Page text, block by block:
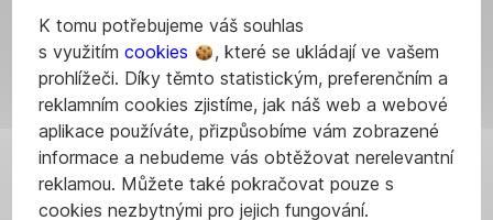
K tomu potřebujeme váš souhlas
s využitím cookies
, které se ukládají ve vašem
prohlížeči. Díky těmto statistickým, preferenčním a
reklamním cookies zjistíme, jak náš web a webové
aplikace používáte, přizpůsobíme vám zobrazené
informace a nebudeme vás obtěžovat nerelevantní
reklamou. Můžete také pokračovat pouze s
cookies nezbytnými pro jejich fungování.